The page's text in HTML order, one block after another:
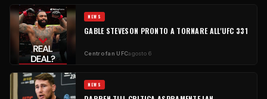
NEWS
GABLE STEVESON PRONTO A TORNARE ALL'UFC 331
Centro fan UFCagosto 6
NEWS